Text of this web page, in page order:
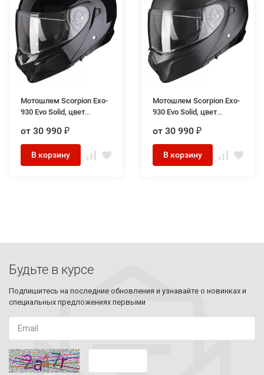
Мотошлем Scorpion Exo-
930 Evo Solid, цвет
от 30 990 ₽
В корзину
Мотошлем Scorpion Exo-
930 Evo Solid, цвет
от 30 990 ₽
В корзину
Будьте в курсе
Подпишитесь на последние обновления и узнавайте о новинках и
специальных предложениях первыми